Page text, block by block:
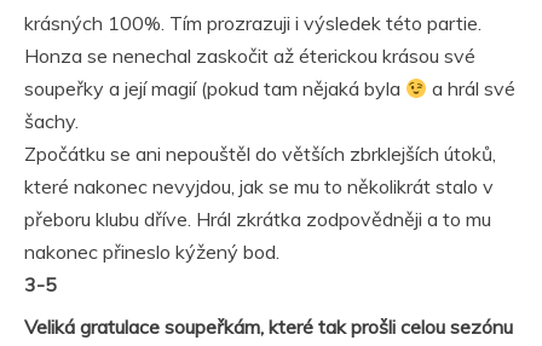
krásných 100%. Tím prozrazuji i výsledek této partie.
Honza se nenechal zaskočit až éterickou krásou své
soupeřky a její magií (pokud tam nějaká byla
a hrál své
šachy.
Zpočátku se ani nepouštěl do větších zbrklejších útoků,
které nakonec nevyjdou, jak se mu to několikrát stalo v
přeboru klubu dříve. Hrál zkrátka zodpovědněji a to mu
nakonec přineslo kýžený bod.
3-5
Veliká gratulace soupeřkám, které tak prošli celou sezónu